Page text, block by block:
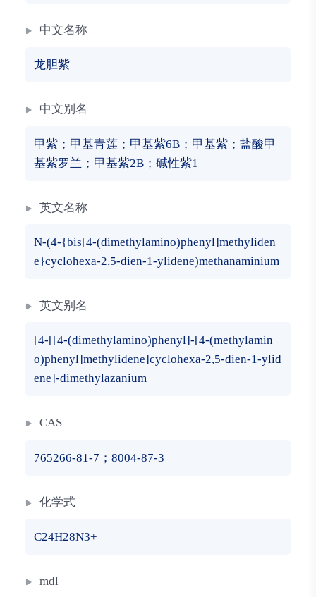
中文名称
龙胆紫
中文别名
甲紫；甲基青莲；甲基紫6B；甲基紫；盐酸甲
基紫罗兰；甲基紫2B；碱性紫1
英文名称
N-(4-{bis[4-(dimethylamino)phenyl]methyliden
e}cyclohexa-2,5-dien-1-ylidene)methanaminium
英文别名
[4-[[4-(dimethylamino)phenyl]-[4-(methylamin
o)phenyl]methylidene]cyclohexa-2,5-dien-1-ylid
ene]-dimethylazanium
CAS
765266-81-7；8004-87-3
化学式
C24H28N3+
mdl